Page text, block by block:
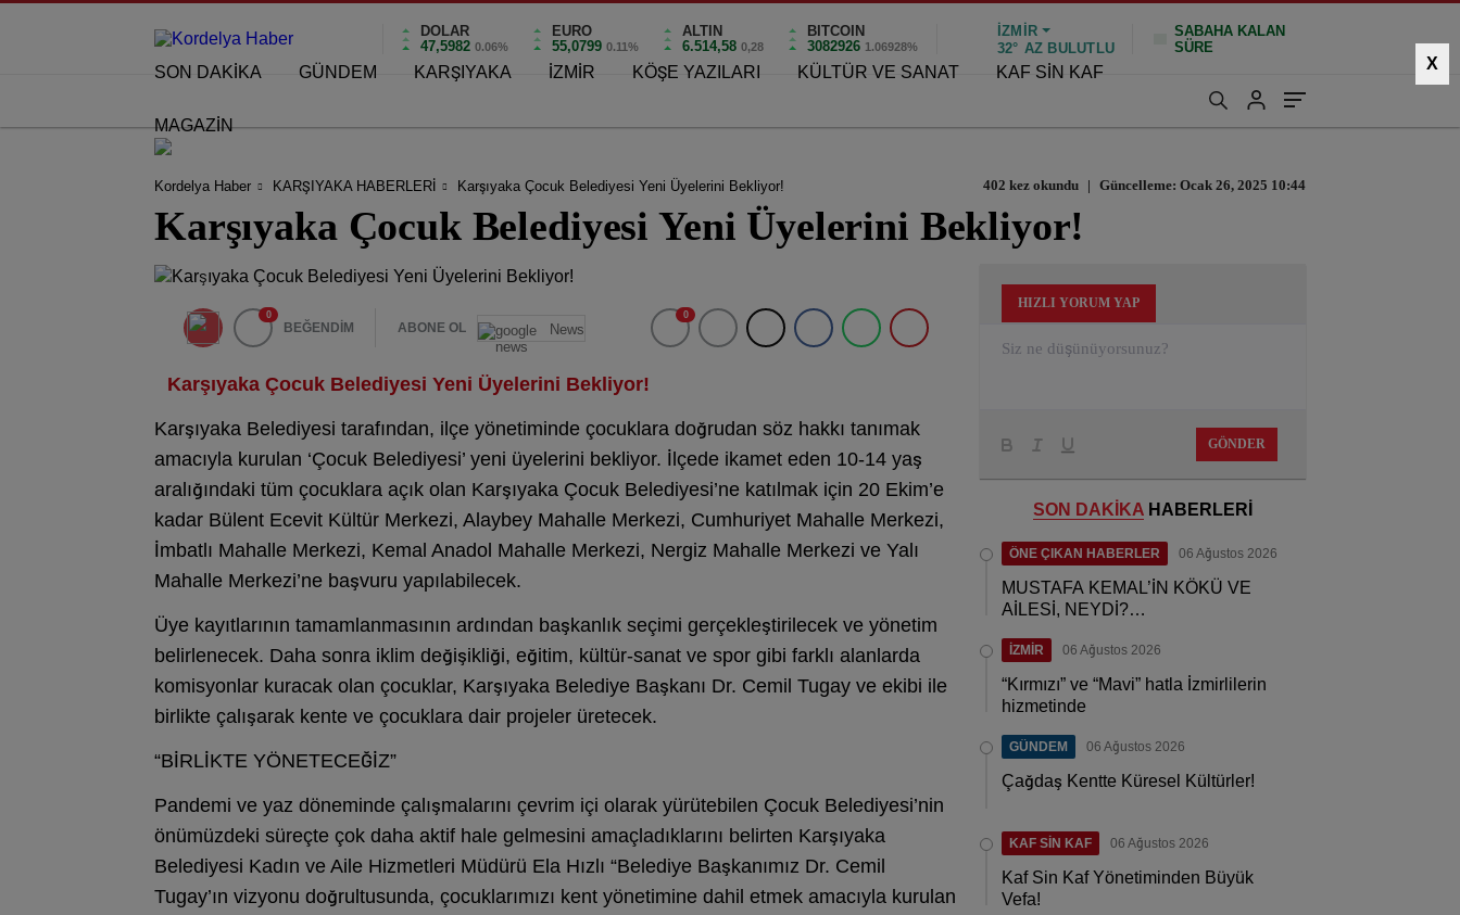
DOLAR
47,5982 0.06%
EURO
55,0799 0.11%
ALTIN
6.514,58 0,28
BITCOIN
3082926 1.06928%
İZMIR
32° AZ BULUTLU
SABAHA KALAN
SÜRE
SON DAKİKA GÜNDEM KARŞIYAKA İZMİR KÖŞE YAZILARI KÜLTÜR VE SANAT KAF SİN KAF
MAGAZİN
X
Kordelya Haber KARŞIYAKA HABERLERİ Karşıyaka Çocuk Belediyesi Yeni Üyelerini Bekliyor! 402 kez okundu | Güncelleme: Ocak 26, 2025 10:44
Karşıyaka Çocuk Belediyesi Yeni Üyelerini Bekliyor!
0
BEĞENDİM ABONE OL News
0
Karşıyaka Çocuk Belediyesi Yeni Üyelerini Bekliyor!
Karşıyaka Belediyesi tarafından, ilçe yönetiminde çocuklara doğrudan söz hakkı tanımak
amacıyla kurulan ‘Çocuk Belediyesi’ yeni üyelerini bekliyor. İlçede ikamet eden 10-14 yaş
aralığındaki tüm çocuklara açık olan Karşıyaka Çocuk Belediyesi’ne katılmak için 20 Ekim’e
kadar Bülent Ecevit Kültür Merkezi, Alaybey Mahalle Merkezi, Cumhuriyet Mahalle Merkezi,
İmbatlı Mahalle Merkezi, Kemal Anadol Mahalle Merkezi, Nergiz Mahalle Merkezi ve Yalı
Mahalle Merkezi’ne başvuru yapılabilecek.
Üye kayıtlarının tamamlanmasının ardından başkanlık seçimi gerçekleştirilecek ve yönetim
belirlenecek. Daha sonra iklim değişikliği, eğitim, kültür-sanat ve spor gibi farklı alanlarda
komisyonlar kuracak olan çocuklar, Karşıyaka Belediye Başkanı Dr. Cemil Tugay ve ekibi ile
birlikte çalışarak kente ve çocuklara dair projeler üretecek.
“BİRLİKTE YÖNETECEĞİZ”
Pandemi ve yaz döneminde çalışmalarını çevrim içi olarak yürütebilen Çocuk Belediyesi’nin
önümüzdeki süreçte çok daha aktif hale gelmesini amaçladıklarını belirten Karşıyaka
Belediyesi Kadın ve Aile Hizmetleri Müdürü Ela Hızlı “Belediye Başkanımız Dr. Cemil
Tugay’ın vizyonu doğrultusunda, çocuklarımızı kent yönetimine dahil etmek amacıyla kurulan
HIZLI YORUM YAP
GÖNDER
SON DAKİKA HABERLERİ
ÖNE ÇIKAN HABERLER 06 Ağustos 2026
MUSTAFA KEMAL’İN KÖKÜ VE
AİLESİ, NEYDİ?…
İZMİR 06 Ağustos 2026
“Kırmızı” ve “Mavi” hatla İzmirlilerin
hizmetinde
GÜNDEM 06 Ağustos 2026
Çağdaş Kentte Küresel Kültürler!
KAF SİN KAF 06 Ağustos 2026
Kaf Sin Kaf Yönetiminden Büyük
Vefa!